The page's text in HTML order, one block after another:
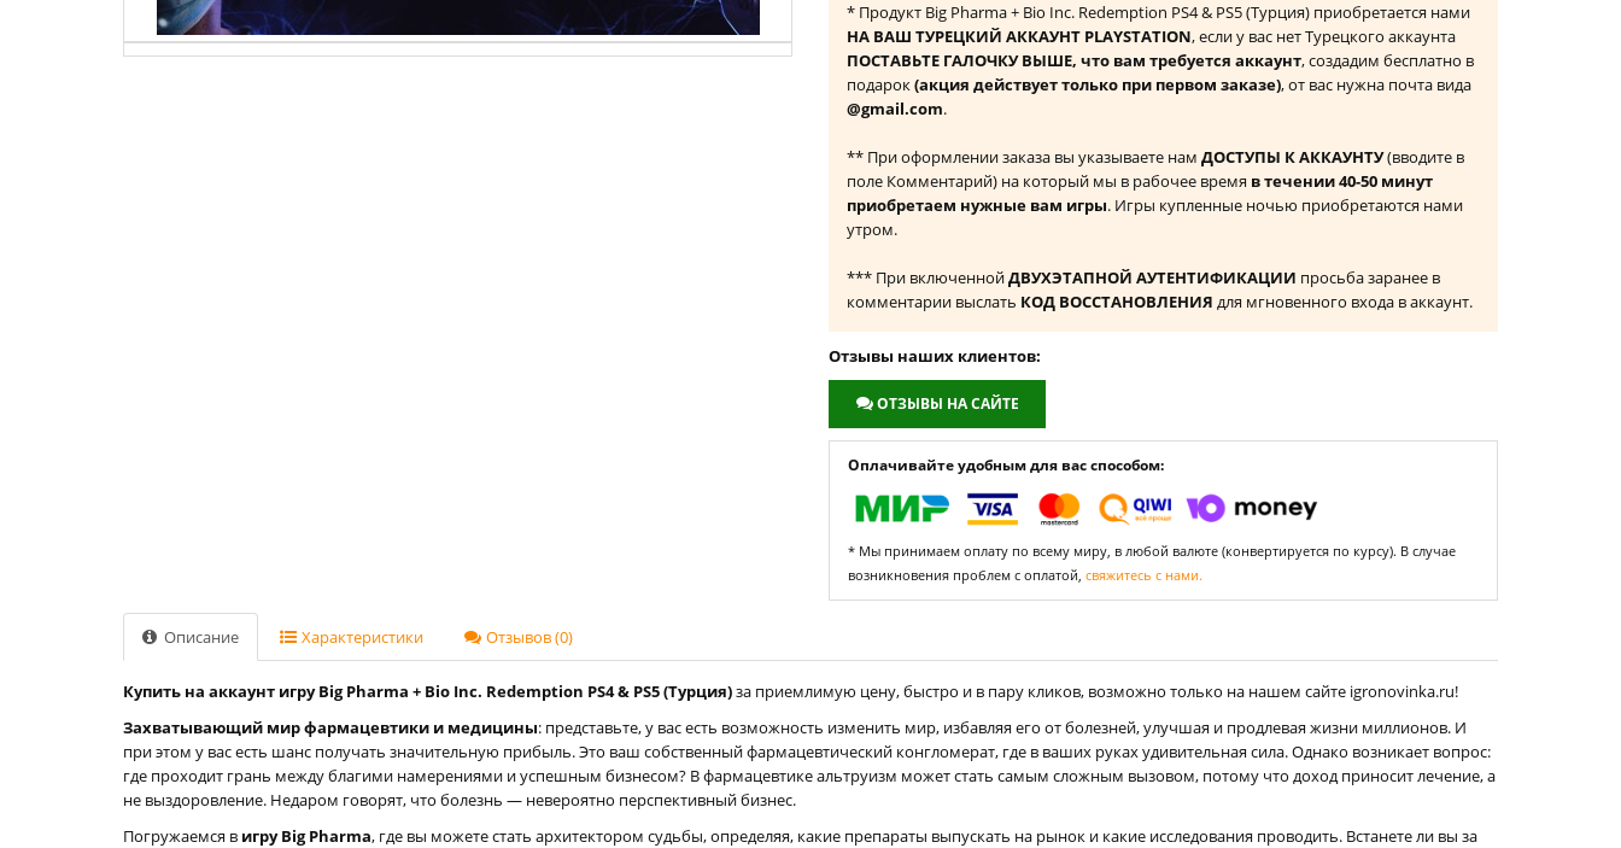
* Продукт Big Pharma + Bio Inc. Redemption PS4 & PS5 (Турция) приобретается нами
НА ВАШ ТУРЕЦКИЙ АККАУНТ PLAYSTATION, если у вас нет Турецкого аккаунта
ПОСТАВЬТЕ ГАЛОЧКУ ВЫШЕ, что вам требуется аккаунт, создадим бесплатно в
подарок(акция действует только при первом заказе), от вас нужна почта вида
@gmail.com.
** При оформлении заказа вы указываете нам ДОСТУПЫ К АККАУНТУ(вводите в
поле Комментарий) на который мы в рабочее время в течении 40-50 минут
приобретаем нужные вам игры. Игры купленные ночью приобретаются нами
утром.
*** При включеннойДВУХЭТАПНОЙ АУТЕНТИФИКАЦИИ просьба заранее в
комментарии выслать КОД ВОССТАНОВЛЕНИЯ для мгновенного входа в аккаунт.
Отзывы наших клиентов:
ОТЗЫВЫ НА САЙТЕ
Оплачивайте удобным для вас способом:
* Мы принимаем оплату по всему миру, в любой валюте (конвертируется по курсу). В случае
возникновения проблем с оплатой, свяжитесь с нами.
Описание Характеристики Отзывов (0)
Купить на аккаунт игру Big Pharma + Bio Inc. Redemption PS4 & PS5 (Турция)за приемлимую цену, быстро и в пару кликов, возможно только на нашем сайте igronovinka.ru!
Захватывающий мир фармацевтики и медицины: представьте, у вас есть возможность изменить мир, избавляя его от болезней, улучшая и продлевая жизни миллионов. И
при этом у вас есть шанс получать значительную прибыль. Это ваш собственный фармацевтический конгломерат, где в ваших руках удивительная сила. Однако возникает вопрос:
где проходит грань между благими намерениями и успешным бизнесом? В фармацевтике альтруизм может стать самым сложным вызовом, потому что доход приносит лечение, а
не выздоровление. Недаром говорят, что болезнь — невероятно перспективный бизнес.
Погружаемся в игру Big Pharma, где вы можете стать архитектором судьбы, определяя, какие препараты выпускать на рынок и какие исследования проводить. Встанете ли вы за